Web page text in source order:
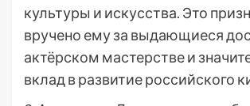
культуры и искусства. Это
вручено ему за выдающиеся
актёрском мастерстве и
вклад в развитие российского